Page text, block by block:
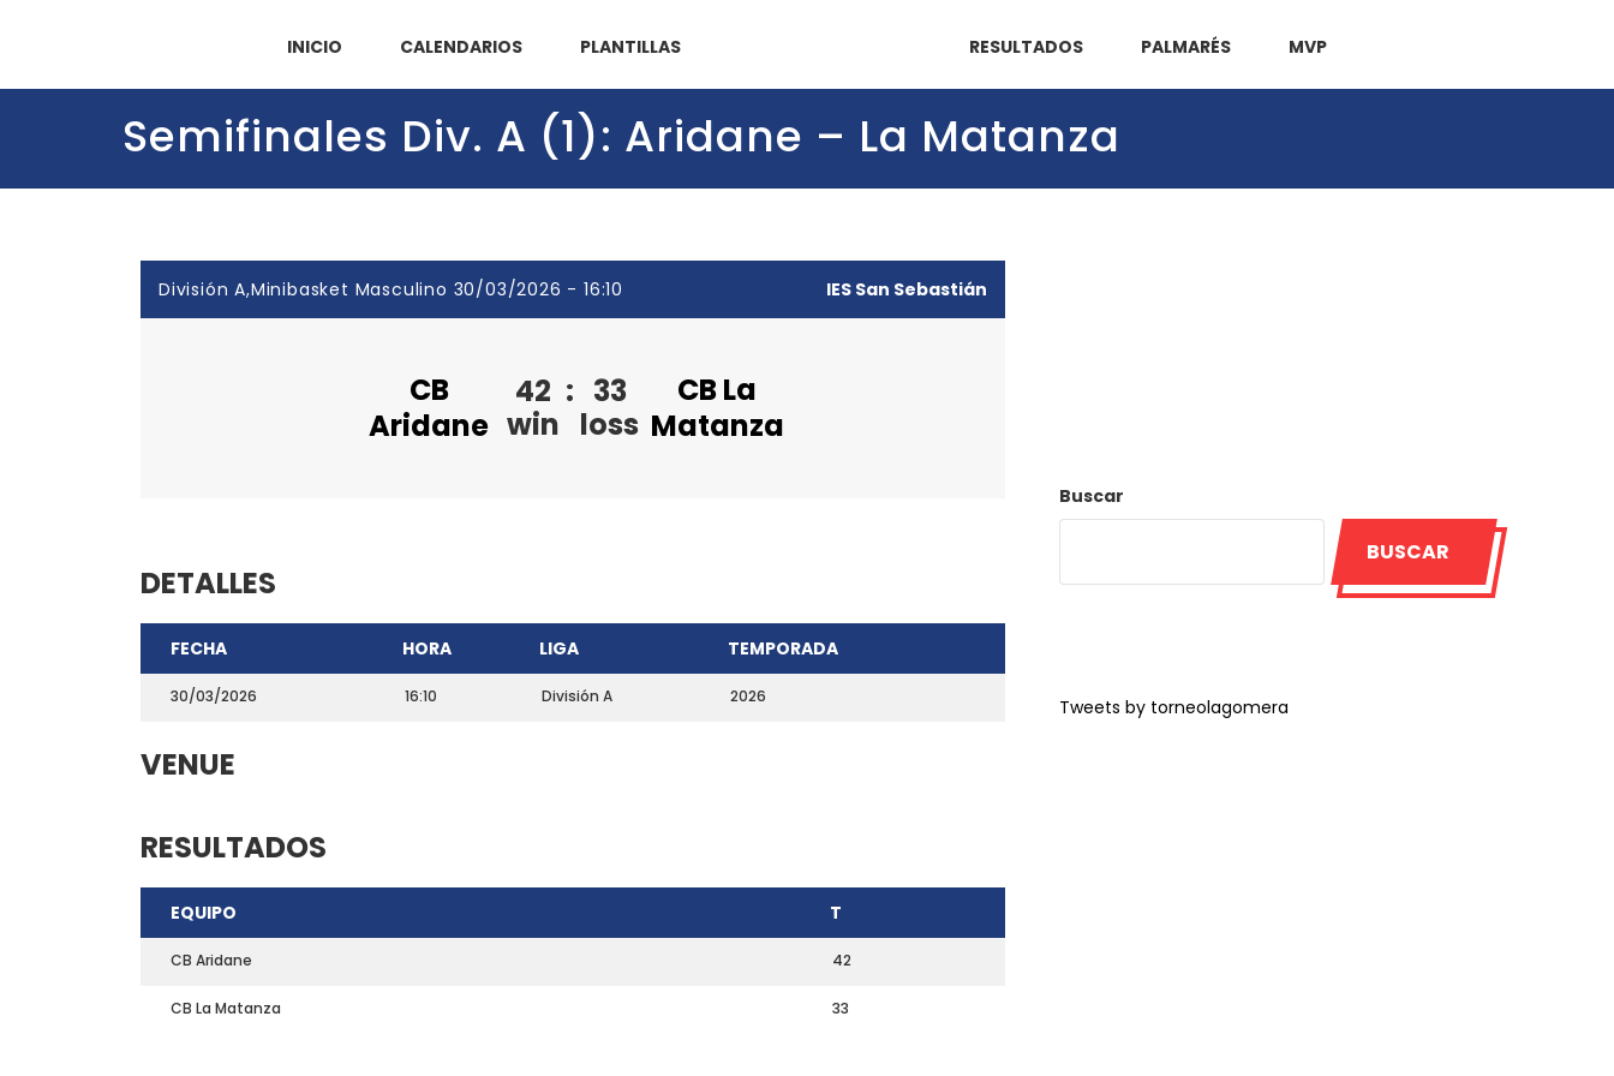
INICIO CALENDARIOS PLANTILLAS RESULTADOS PALMARÉS MVP
Semifinales Div. A (1): Aridane – La Matanza
División A,Minibasket Masculino 30/03/2026 - 16:10 IES San Sebastián
CB
Aridane
42
win
: 33
loss
CB La
Matanza
DETALLES
FECHA HORA LIGA TEMPORADA
30/03/2026 16:10 División A 2026
VENUE
RESULTADOS
EQUIPO T
CB Aridane 42
CB La Matanza 33
Buscar
BUSCAR
Tweets by torneolagomera
Teléfono: 661703772
Email:direccion@marchadeportiva.com
San Sebastián de La Gomera